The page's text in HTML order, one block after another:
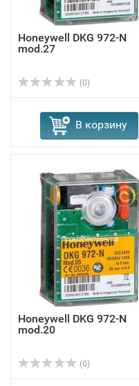
Honeywell DKG 972-N
mod.27
(0)
В корзину
Honeywell DKG 972-N
mod.20
(0)